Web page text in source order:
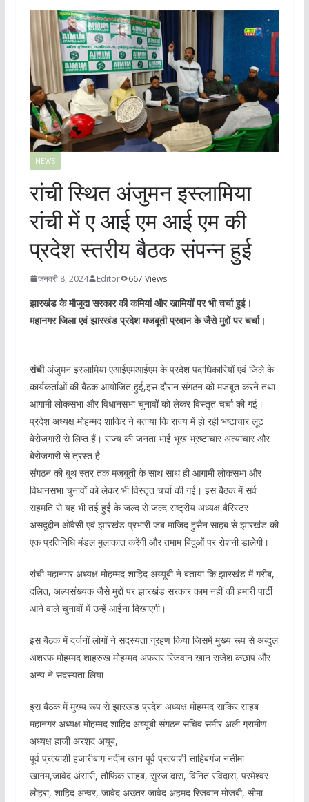
NEWS
रांची स्थित अंजुमन इस्लामिया
रांची में ए आई एम आई एम की
प्रदेश स्तरीय बैठक संपन्न हुई
जनवरी 8, 2024 Editor 667 Views
झारखंड के मौजूदा सरकार की कमियां और खामियों पर भी चर्चा हुई।
महानगर जिला एवं झारखंड प्रदेश मजबूती प्रदान के जैसे मुद्दों पर चर्चा।
रांचीअंजुमन इस्लामिया एआईएमआईएम के प्रदेश पदाधिकारियों एवं जिले के
कार्यकर्ताओं की बैठक आयोजित हुई,इस दौरान संगठन को मजबूत करने तथा
आगामी लोकसभा और विधानसभा चुनावों को लेकर विस्तृत चर्चा की गई।
प्रदेश अध्यक्ष मोहम्मद शाकिर ने बताया कि राज्य में हो रही भष्टाचार लूट
बेरोजगारी से लिप्त हैं। राज्य की जनता भाई भूख भ्रष्टाचार अत्याचार और
बेरोजगारी से त्रस्त है
संगठन की बूथ स्तर तक मजबूती के साथ साथ ही आगामी लोकसभा और
विधानसभा चुनावों को लेकर भी विस्तृत चर्चा की गई। इस बैठक में सर्व
सहमति से यह भी तई हुई के जल्द से जल्द राष्ट्रीय अध्यक्ष बैरिस्टर
असदुद्दीन ओवैसी एवं झारखंड प्रभारी जब माजिद हुसैन साहब से झारखंड की
एक प्रतिनिधि मंडल मुलाकात करेंगी और तमाम बिंदुओं पर रोशनी डालेगी।
रांची महानगर अध्यक्ष मोहम्मद शाहिद अय्यूबी ने बताया कि झारखंड में गरीब,
दलित, अल्पसंख्यक जैसे मुद्दों पर झारखंड सरकार काम नहीं की हमारी पार्टी
आने वाले चुनावों में उन्हें आईना दिखाएगी।
इस बैठक में दर्जनों लोगों ने सदस्यता ग्रहण किया जिसमें मुख्य रूप से अब्दुल
अशरफ मोहम्मद शाहरुख मोहम्मद अफसर रिजवान खान राजेश कछाप और
अन्य ने सदस्यता लिया
इस बैठक में मुख्य रूप से झारखंड प्रदेश अध्यक्ष मोहम्मद साकिर साहब
महानगर अध्यक्ष मोहम्मद शाहिद अय्यूबी संगठन सचिव समीर अली ग्रामीण
अध्यक्ष हाजी अरशद अयूब,
पूर्व प्रत्याशी हजारीबाग नदीम खान पूर्व प्रत्याशी साहिबगंज नसीमा
खानम,जावेद अंसारी, तौफिक साहब, सुरज दास, विनित रविदास, परमेश्वर
लोहरा, शाहिद अन्वर, जावेद अख्तर जावेद अहमद रिजवान मोजबी, सीमा